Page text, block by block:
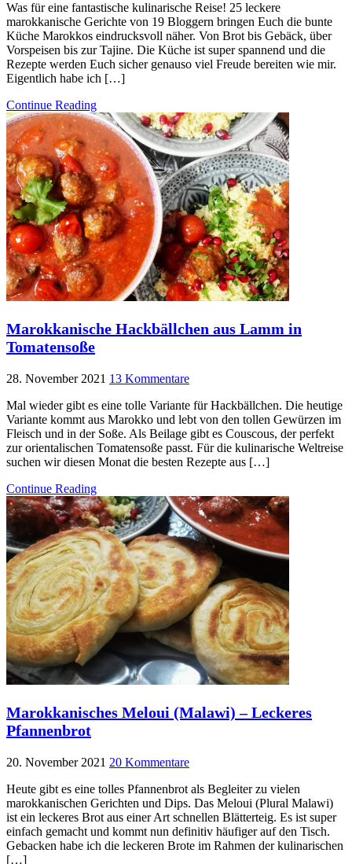
Was für eine fantastische kulinarische Reise! 25 leckere
marokkanische Gerichte von 19 Bloggern bringen Euch die bunte
Küche Marokkos eindrucksvoll näher. Von Brot bis Gebäck, über
Vorspeisen bis zur Tajine. Die Küche ist super spannend und die
Rezepte werden Euch sicher genauso viel Freude bereiten wie mir.
Eigentlich habe ich […]
Continue Reading
Marokkanische Hackbällchen aus Lamm in
Tomatensoße
28. November 2021 13 Kommentare
Mal wieder gibt es eine tolle Variante für Hackbällchen. Die heutige
Variante kommt aus Marokko und lebt von den tollen Gewürzen im
Fleisch und in der Soße. Als Beilage gibt es Couscous, der perfekt
zur orientalischen Tomatensoße passt. Für die kulinarische Weltreise
suchen wir diesen Monat die besten Rezepte aus […]
Continue Reading
Marokkanisches Meloui (Malawi) – Leckeres
Pfannenbrot
20. November 2021 20 Kommentare
Heute gibt es eine tolles Pfannenbrot als Begleiter zu vielen
marokkanischen Gerichten und Dips. Das Meloui (Plural Malawi)
ist ein leckeres Brot aus einer Art schnellen Blätterteig. Es ist super
einfach gemacht und kommt nun definitiv häufiger auf den Tisch.
Gebacken habe ich die leckeren Brote im Rahmen der kulinarischen
[…]